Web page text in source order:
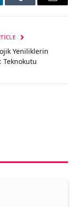
Tumblr Email
Yeniliklerin
Teknokutu